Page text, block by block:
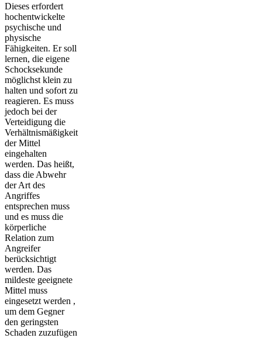
Dieses erfordert
hochentwickelte
psychische und
physische
Fähigkeiten. Er soll
lernen, die eigene
Schocksekunde
möglichst klein zu
halten und sofort zu
reagieren. Es muss
jedoch bei der
Verteidigung die
Verhältnismäßigkeit
der Mittel
eingehalten
werden. Das heißt,
dass die Abwehr
der Art des
Angriffes
entsprechen muss
und es muss die
körperliche
Relation zum
Angreifer
berücksichtigt
werden. Das
mildeste geeignete
Mittel muss
eingesetzt werden ,
um dem Gegner
den geringsten
Schaden zuzufügen